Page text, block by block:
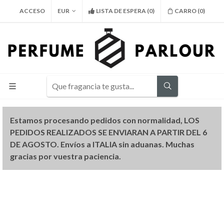
ACCESO EUR LISTA DE ESPERA(0) CARRO (0)
Estamos procesando pedidos con normalidad, LOS
PEDIDOS REALIZADOS SE ENVIARAN A PARTIR DEL 6
DE AGOSTO. Envíos a ITALIA sin aduanas. Muchas
gracias por vuestra paciencia.